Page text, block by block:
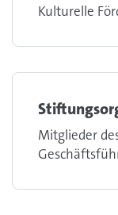
Kulturelle
Mitglieder